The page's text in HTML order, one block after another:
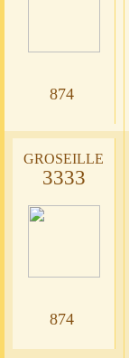
874
groseille
3333
874